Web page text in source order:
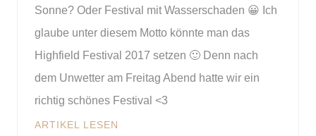
Sonne? Oder Festival mit Wasserschaden 😀 Ich
glaube unter diesem Motto könnte man das
Highfield Festival 2017 setzen 🙂 Denn nach
dem Unwetter am Freitag Abend hatte wir ein
richtig schönes Festival <3
ARTIKEL LESEN